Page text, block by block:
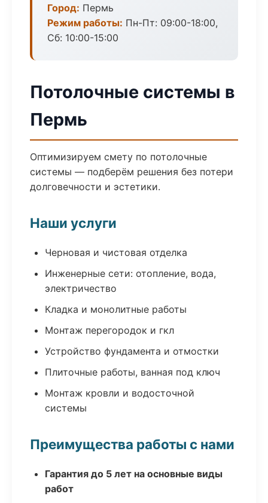
Город: Пермь
Режим работы: Пн-Пт: 09:00-18:00,
Сб: 10:00-15:00
Потолочные системы в
Пермь
Оптимизируем смету по потолочные
системы — подберём решения без потери
долговечности и эстетики.
Наши услуги
Черновая и чистовая отделка
Инженерные сети: отопление, вода,
электричество
Кладка и монолитные работы
Монтаж перегородок и гкл
Устройство фундамента и отмостки
Плиточные работы, ванная под ключ
Монтаж кровли и водосточной
системы
Преимущества работы с нами
Гарантия до 5 лет на основные виды
работ